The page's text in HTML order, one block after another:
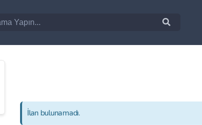
İlan bulunamadı.